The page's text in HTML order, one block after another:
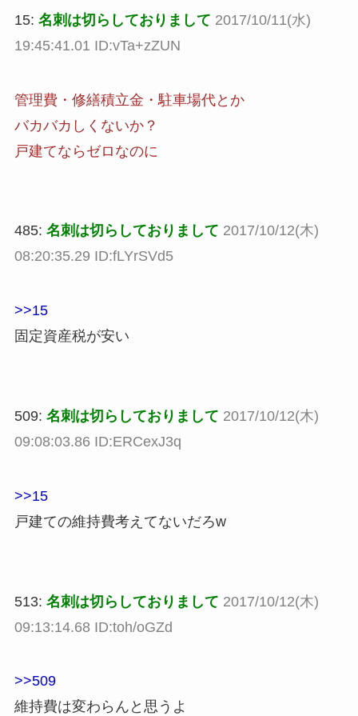
15: 名刺は切らしておりまして 2017/10/11(水)
19:45:41.01 ID:vTa+zZUN
管理費・修繕積立金・駐車場代とか
バカバカしくないか？
戸建てならゼロなのに
485: 名刺は切らしておりまして 2017/10/12(木)
08:20:35.29 ID:fLYrSVd5
>>15
固定資産税が安い
509: 名刺は切らしておりまして 2017/10/12(木)
09:08:03.86 ID:ERCexJ3q
>>15
戸建ての維持費考えてないだろw
513: 名刺は切らしておりまして 2017/10/12(木)
09:13:14.68 ID:toh/oGZd
>>509
維持費は変わらんと思うよ